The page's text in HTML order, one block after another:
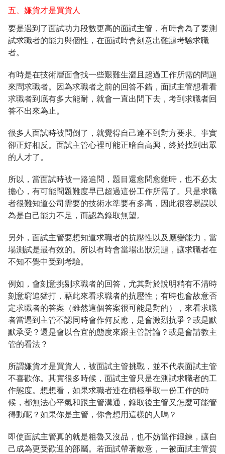
五、嫌貨才是買貨人
要是遇到了面試功力段數更高的面試主管，有時會為了要測
試求職者的能力與個性，在面試時會刻意出難題考驗求職
者。
有時是在技術層面會找一些艱難生澀且超過工作所需的問題
來問求職者。因為求職者之前的回答不錯，面試主管想看看
求職者到底有多大能耐，就會一直出問下去，考到求職者回
答不出來為止。
很多人面試時被問倒了，就覺得自己達不到對方要求。事實
卻正好相反。面試主管心裡可能正暗自高興，終於找到出眾
的人才了。
所以，當面試時被一路追問，題目還愈問愈難時，也不必太
擔心，有可能問題難度早已超過這份工作所需了。只是求職
者很難知道公司需要的技術水準要有多高，因此很容易誤以
為是自己能力不足，而認為錄取無望。
另外，面試主管要想知道求職者的抗壓性以及應變能力，當
場測試是最有效的。所以有時會當場出狀況題，讓求職者在
不知不覺中受到考驗。
例如，會刻意挑剔求職者的回答，尤其對於說明稍有不清時
刻意窮追猛打，藉此來看求職者的抗壓性；有時也會故意否
定求職者的答案（雖然這個答案很可能是對的），來看求職
者當遇到主管不認同時會作何反應，是會激烈抗爭？或是默
默承受？還是會以合宜的態度來跟主管討論？或是會請教主
管的看法？
所謂嫌貨才是買貨人，被面試主管挑戰，並不代表面試主管
不喜歡你。其實很多時候，面試主管只是在測試求職者的工
作態度。想想看，如果求職者連在積極爭取一份工作的時
候，都無法心平氣和跟主管溝通，錄取後主管又怎麼可能管
得動呢？如果你是主管，你會想用這樣的人嗎？
即使面試主管真的就是粗魯又沒品，也不妨當作鍛鍊，讓自
己成為更受歡迎的部屬。若面試帶著敵意，一被面試主管質